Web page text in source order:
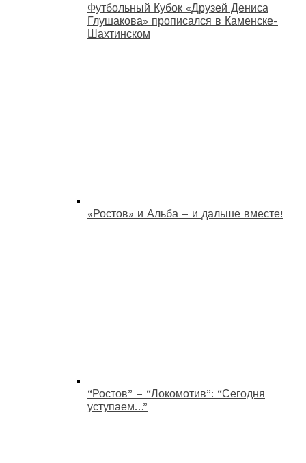
Футбольный Кубок «Друзей Дениса
Глушакова» прописался в Каменске-
Шахтинском
«Ростов» и Альба – и дальше вместе!
“Ростов” – “Локомотив”: “Сегодня
уступаем…”